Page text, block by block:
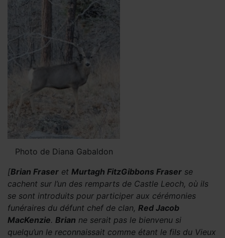
Photo de Diana Gabaldon
[Brian Fraser et Murtagh FitzGibbons Fraser se
cachent sur l’un des remparts de Castle Leoch, où ils
se sont introduits pour participer aux cérémonies
funéraires du défunt chef de clan, Red Jacob
MacKenzie. Brian ne serait pas le bienvenu si
quelqu’un le reconnaissait comme étant le fils du Vieux